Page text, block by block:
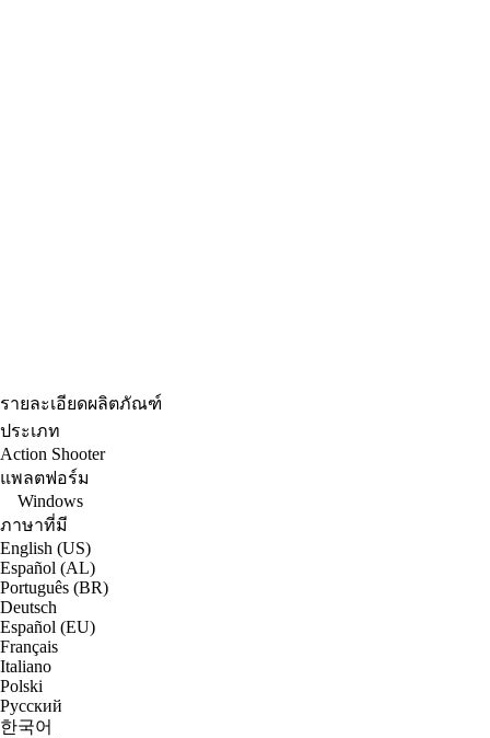
รายละเอียดผลิตภัณฑ์
ประเภท
Action Shooter
แพลตฟอร์ม
Windows
ภาษาที่มี
English (US)
Español (AL)
Português (BR)
Deutsch
Español (EU)
Français
Italiano
Polski
Русский
한국어